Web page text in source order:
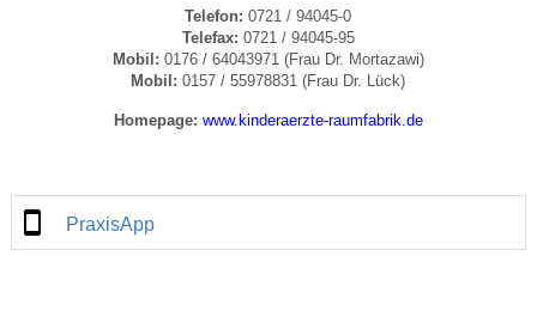
Telefon: 0721 / 94045-0
Telefax: 0721 / 94045-95
Mobil: 0176 / 64043971 (Frau Dr. Mortazawi)
Mobil:0157 / 55978831 (Frau Dr. Lück)
Homepage: www.kinderaerzte-raumfabrik.de
PraxisApp